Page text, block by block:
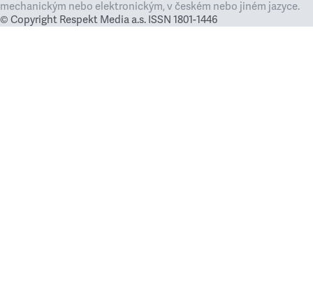
mechanickým nebo elektronickým, v českém nebo jiném jazyce.
© Copyright Respekt Media a.s. ISSN 1801-1446